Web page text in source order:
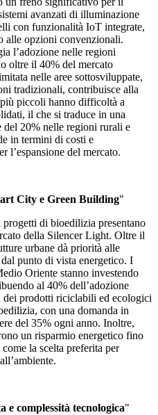
avanzati di illuminazione
con funzionalità IoT integrate,
alle opzioni convenzionali.
l’adozione nelle regioni
oltre il 40% del mercato
nelle aree sottosviluppate,
tradizionali, contribuisce alla
piccoli hanno difficoltà a
il che si traduce in una
del 20% nelle regioni rurali e
in termini di costi e
l’espansione del mercato.
City e Green Building"
di bioedilizia presentano
della Silencer Light. Oltre il
urbane dà priorità alle
punto di vista energetico. I
Oriente stanno investendo
al 40% dell’adozione
prodotti riciclabili ed ecologici
con una domanda in
del 35% ogni anno. Inoltre,
un risparmio energetico fino
la scelta preferita per
e complessità tecnologica"